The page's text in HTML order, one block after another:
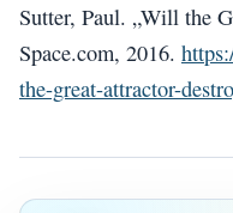
Sutter, Paul. „Will the
Space.com, 2016.
the-great-attractor-